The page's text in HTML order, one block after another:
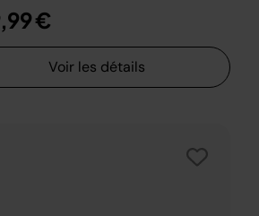
€
Voir les détails